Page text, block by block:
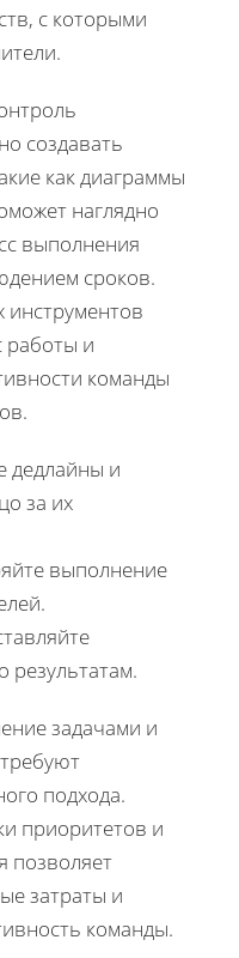
с которыми
создавать
как диаграммы
наглядно
выполнения
сроков.
работы и
команды
дедлайны и
за их
выполнение
результатам.
задачами и
подхода.
приоритетов и
позволяет
затраты и
команды.